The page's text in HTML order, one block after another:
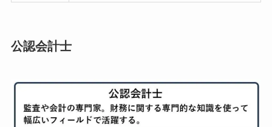
公認会計士